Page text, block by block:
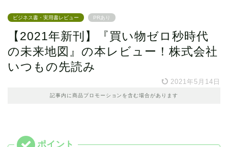
ビジネス書・実用書レビュー PRあり
【2021年新刊】『買い物ゼロ秒時代
の未来地図』の本レビュー！株式会社
いつもの先読み
2021年5月14日
記事内に商品プロモーションを含む場合があります